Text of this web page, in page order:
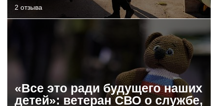
2 отзыва
«Все это ради будущего наших
детей»: ветеран СВО о службе,